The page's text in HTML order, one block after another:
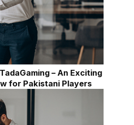
– An Exciting
for Pakistani Players